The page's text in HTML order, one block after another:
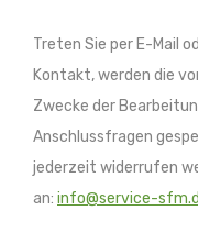
Treten Sie per E-Mail
Kontakt, werden die
Zwecke der
Anschlussfragen
jederzeit widerrufen
an: info@service-